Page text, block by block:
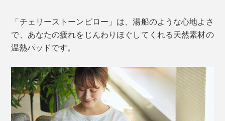
「チェリーストーンピロー」は、湯船のような心地よさ
で、あなたの疲れをじんわりほぐしてくれる天然素材の
温熱パッドです。